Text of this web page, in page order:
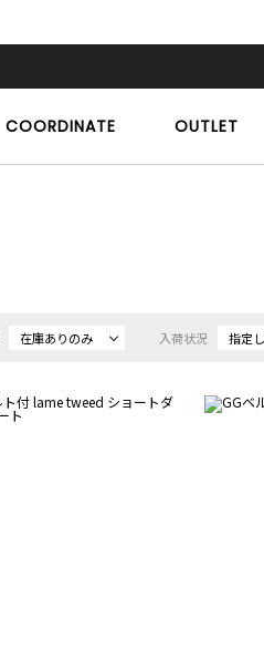
COORDINATE OUTLET
在庫ありのみ 入荷状況 指定